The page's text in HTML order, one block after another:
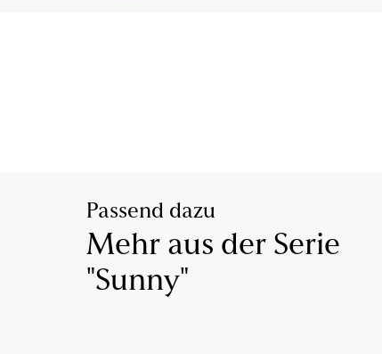
Passend dazu
Mehr aus der Serie
"Sunny"